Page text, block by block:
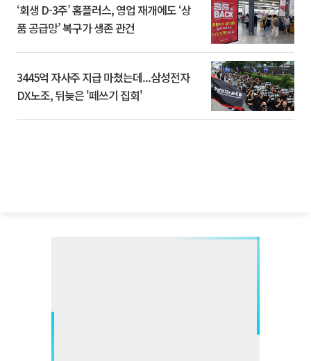
‘회생 D-3주’ 홈플러스, 영업 재개에도 ‘상
품 공급망’ 복구가 생존 관건
3445억 자사주 지급 마쳤는데...삼성전자
DX노조, 뒤늦은 '떼쓰기 집회'